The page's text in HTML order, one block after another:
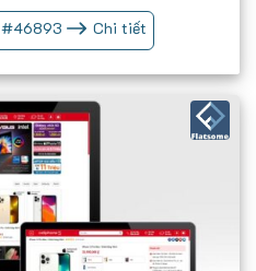
#46893 Chi tiết